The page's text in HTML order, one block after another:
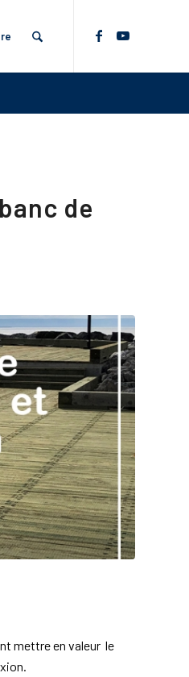
de
mettre en valeur le